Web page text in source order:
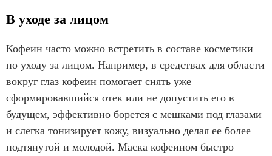
В уходе за лицом
Кофеин часто можно встретить в составе косметики
по уходу за лицом. Например, в средствах для области
вокруг глаз кофеин помогает снять уже
сформировавшийся отек или не допустить его в
будущем, эффективно борется с мешками под глазами
и слегка тонизирует кожу, визуально делая ее более
подтянутой и молодой. Маска кофеином быстро